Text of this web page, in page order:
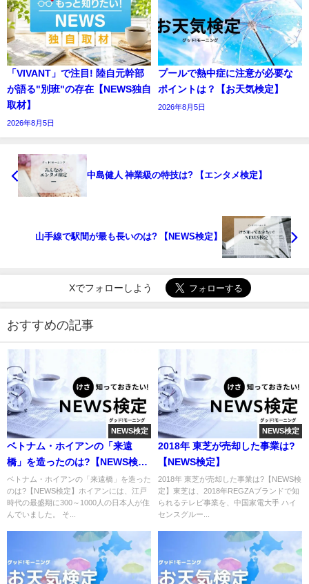
「VIVANT」で注目! 陸自元幹部
が語る"別班"の存在【NEWS独自
取材】
2026年8月5日
プールで熱中症に注意が必要な
ポイントは？【お天気検定】
2026年8月5日
中島健人 神業級の特技は? 【エンタメ検定】
山手線で駅間が最も長いのは? 【NEWS検定】
Xでフォローしよう
おすすめの記事
NEWS検定
ベトナム・ホイアンの「来遠
橋」を造ったのは?【NEWS検
定】
ベトナム・ホイアンの「来遠橋」を造った
のは?【NEWS検定】ホイアンには、江戸
時代の最盛期に300～1000人の日本人が住
んでいました。 そ...
NEWS検定
2018年 東芝が売却した事業は?
【NEWS検定】
2018年 東芝が売却した事業は?【NEWS検
定】東芝は、2018年REGZAブランドで知
られるテレビ事業を、中国家電大手 ハイ
センスグルー...